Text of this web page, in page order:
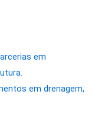
em
em drenagem,